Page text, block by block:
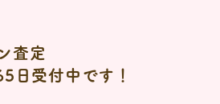
査定
日受付中です！